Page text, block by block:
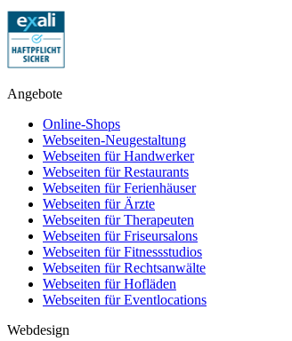
Angebote
Online-Shops
Webseiten-Neugestaltung
Webseiten für Handwerker
Webseiten für Restaurants
Webseiten für Ferienhäuser
Webseiten für Ärzte
Webseiten für Therapeuten
Webseiten für Friseursalons
Webseiten für Fitnessstudios
Webseiten für Rechtsanwälte
Webseiten für Hofläden
Webseiten für Eventlocations
Webdesign